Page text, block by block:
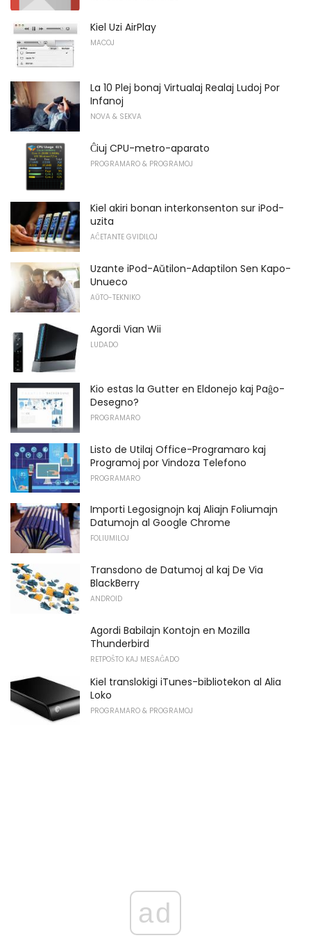
Kiel Uzi AirPlay
MACOJ
La 10 Plej bonaj Virtualaj Realaj Ludoj Por
Infanoj
NOVA & SEKVA
Ĉiuj CPU-metro-aparato
PROGRAMARO & PROGRAMOJ
Kiel akiri bonan interkonsenton sur iPod-
uzita
AĈETANTE GVIDILOJ
Uzante iPod-Aŭtilon-Adaptilon Sen Kapo-
Unueco
AŬTO-TEKNIKO
Agordi Vian Wii
LUDADO
Kio estas la Gutter en Eldonejo kaj Paĝo-
Desegno?
PROGRAMARO
Listo de Utilaj Office-Programaro kaj
Programoj por Vindoza Telefono
PROGRAMARO
Importi Legosignojn kaj Aliajn Foliumajn
Datumojn al Google Chrome
FOLIUMILOJ
Transdono de Datumoj al kaj De Via
BlackBerry
ANDROID
Agordi Babilajn Kontojn en Mozilla
Thunderbird
RETPOŜTO KAJ MESAĜADO
Kiel translokigi iTunes-bibliotekon al Alia
Loko
PROGRAMARO & PROGRAMOJ
ad